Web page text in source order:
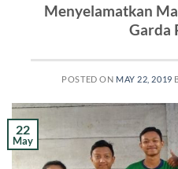
Menyelamatkan
Garda
POSTED ON MAY 22, 2019
22
May